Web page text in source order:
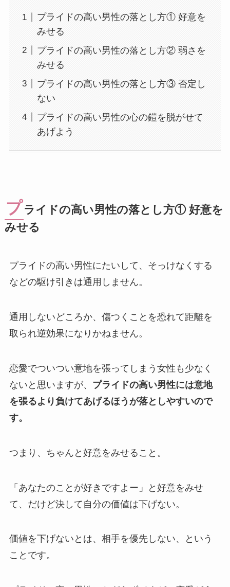
プライドの高い男性の落とし方① 好意を
みせる
プライドの高い男性の落とし方② 弱さを
みせる
プライドの高い男性の落とし方③ 否定し
ない
プライドの高い男性の心の鎧を脱がせて
あげよう
プライドの高い男性の落とし方① 好意を
みせる
プライドの高い男性にたいして、そっけなくする
などの駆け引きは通用しません。
通用しないどころか、傷つくことを恐れて距離を
取られ逆効果になりかねません。
恋愛でついつい意地を張ってしまう女性も少なく
ないと思いますが、 プライドの高い男性には意地
を張るより負けてあげるほうが落としやすいので
す。
つまり、ちゃんと好意をみせること。
「あなたのことが好きですよー」と好意をみせ
て、だけど決して自分の価値は下げない。
価値を下げないとは、相手を優先しない、という
ことです。